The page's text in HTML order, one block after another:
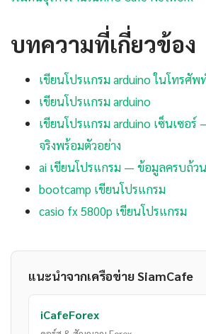
บทความที่เกี่ยวข้อง
เขียนโปรแกรม arduino ในโทรศัพ
เขียนโปรแกรม arduino
เขียนโปรแกรม arduino เซ็นเซอร์
จริงพร้อมตัวอย่าง
ai เขียนโปรแกรม — ข้อมูลครบถ้ว
bootcamp เขียนโปรแกรม
casio fx 5800p เขียนโปรแกรม
แนะนำจากเครือข่าย SiamCafe
iCafeForex